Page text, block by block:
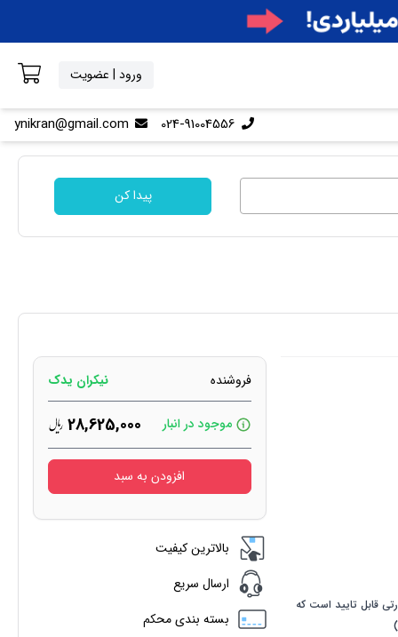
ورود | عضویت
024-91004556
ynikran@gmail.com
پیدا کن
قابل تایید است که
فروشنده نیکران یدک
موجود در انبار 28,625,000
افزودن به سبد
بالاترین کیفیت
ارسال سریع
بسته بندی محکم